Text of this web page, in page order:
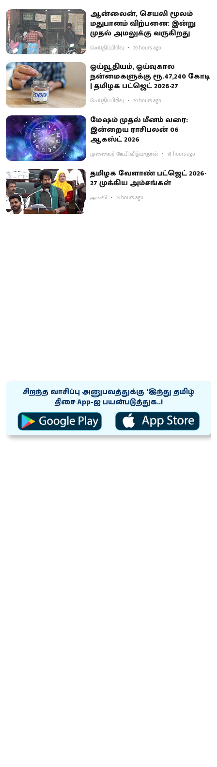
ஆன்லைன், செயலி மூலம்
மதுபானம் விற்பனை: இன்று
முதல் அமலுக்கு வருகிறது
செய்திப்பிரிவு 20 hours ago
ஓய்வூதியம், ஓய்வுகால
நன்மைகளுக்கு ரூ.47,240 கோடி
| தமிழக பட்ஜெட் 2026-27
செய்திப்பிரிவு 20 hours ago
மேஷம் முதல் மீனம் வரை:
இன்றைய ராசிபலன் 06
ஆகஸ்ட் 2026
முனைவர் கே.பி.வித்யாதரன் 18 hours ago
தமிழக வேளாண் பட்ஜெட் 2026-
27 முக்கிய அம்சங்கள்
அனலி 13 hours ago
சிறந்த வாசிப்பு அனுபவத்துக்கு ‘இந்து தமிழ்
திசை App-ஐ பயன்படுத்துக..!